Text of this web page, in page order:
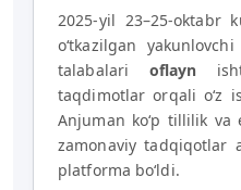
2025-yil 23–25-oktabr
o‘tkazilgan
talabalari oflayn
taqdimotlar orqali o‘z
Anjuman ko‘p tillilik va
zamonaviy tadqiqotlar
platforma bo‘ldi.